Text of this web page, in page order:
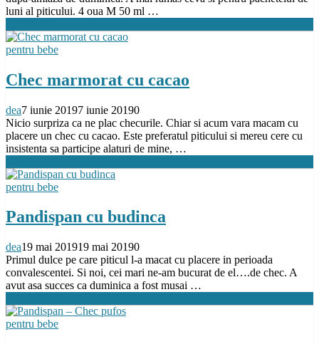
luni al piticului. 4 oua M 50 ml …
pentru bebe
Chec marmorat cu cacao
dea7 iunie 20197 iunie 20190
Nicio surpriza ca ne plac checurile. Chiar si acum vara macam cu
placere un chec cu cacao. Este preferatul piticului si mereu cere cu
insistenta sa participe alaturi de mine, …
pentru bebe
Pandispan cu budinca
dea19 mai 201919 mai 20190
Primul dulce pe care piticul l-a macat cu placere in perioada
convalescentei. Si noi, cei mari ne-am bucurat de el….de chec. A
avut asa succes ca duminica a fost musai …
pentru bebe